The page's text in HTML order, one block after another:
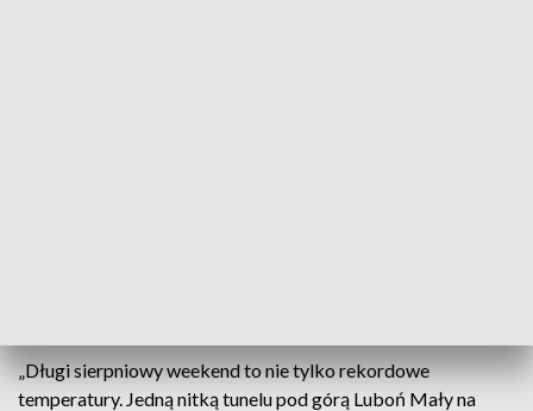
„Długi sierpniowy weekend to nie tylko rekordowe
temperatury. Jedną nitką tunelu pod górą Luboń Mały na